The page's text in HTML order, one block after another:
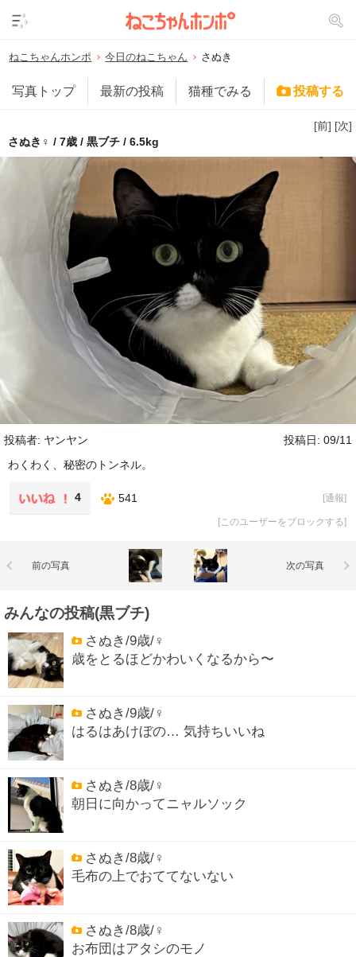
ねこちゃんホンポ 今日のねこちゃん さぬき
写真トップ 最新の投稿 猫種でみる 投稿する
[前] [次]
さぬき♀ / 7歳 / 黒ブチ / 6.5kg
投稿者: ヤンヤン
投稿日: 09/11
わくわく、秘密のトンネル。
4 541 [通報]
[このユーザーをブロックする]
前の写真 次の写真
みんなの投稿(黒ブチ)
さぬき/9歳/♀
歳をとるほどかわいくなるから〜
さぬき/9歳/♀
はるはあけぼの… 気持ちいいね
さぬき/8歳/♀
朝日に向かってニャルソック
さぬき/8歳/♀
毛布の上でおててないない
さぬき/8歳/♀
お布団はアタシのモノ